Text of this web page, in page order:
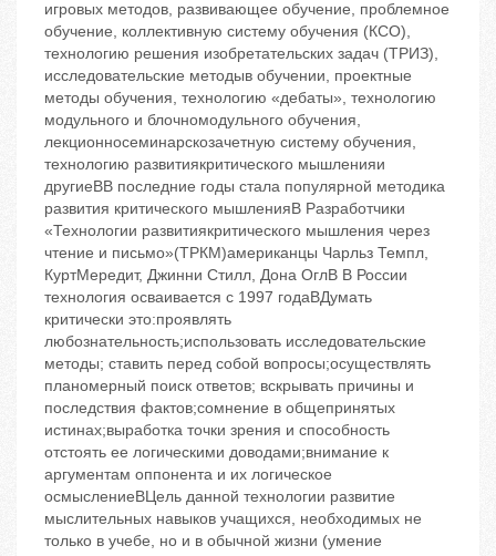
игровых методов, развивающее обучение, проблемное
обучение, коллективную систему обучения (КСО),
технологию решения изобретательских задач (ТРИЗ),
исследовательские методыв обучении, проектные
методы обучения, технологию «дебаты», технологию
модульного и блочномодульного обучения,
лекционносеминарскозачетную систему обучения,
технологию развитиякритического мышленияи
другиеBВ последние годы стала популярной методика
развития критического мышленияB Разработчики
«Технологии развитиякритического мышления через
чтение и письмо»(ТРКМ)‬американцы Чарльз Темпл,
КуртМередит, Джинни Стилл, Дона ОглB В России
технология осваивается с 1997 годаBДумать
критически это:проявлять
любознательность;использовать исследовательские
методы; ставить перед собой вопросы;осуществлять
планомерный поиск ответов; вскрывать причины и
последствия фактов;сомнение в общепринятых
истинах;выработка точки зрения и способность
отстоять ее логическими доводами;внимание к
аргументам оппонента и их логическое
осмыслениеBЦель данной технологии развитие
мыслительных навыков учащихся, необходимых не
только в учебе, но и в обычной жизни (умение